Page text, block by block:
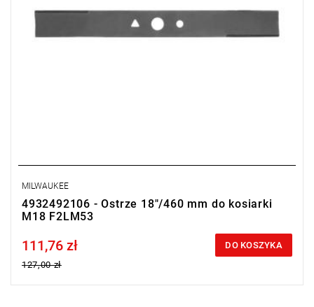
MILWAUKEE
4932492106 - Ostrze 18"/460 mm do kosiarki
M18 F2LM53
Price tax included
111,76 zł
127,00 zł
DO KOSZYKA